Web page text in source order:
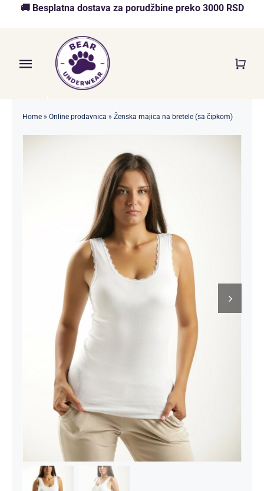
🚚 Besplatna dostava za porudžbine preko 3000 RSD
Toggle
Navigation
Akcija
Home» Online prodavnica » Ženska majica na bretele (sa čipkom)